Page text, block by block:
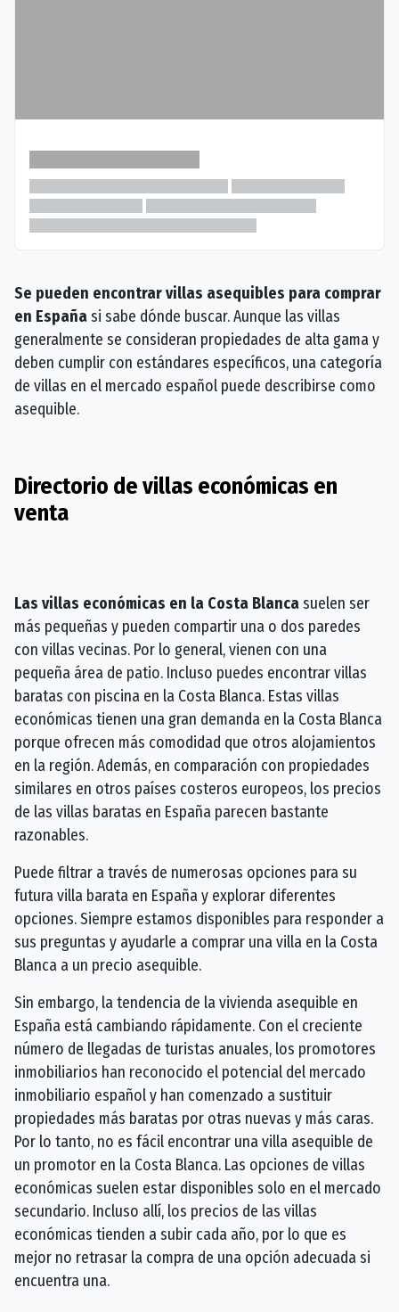
Se pueden encontrar villas asequibles para comprar
en Españasi sabe dónde buscar. Aunque las villas
generalmente se consideran propiedades de alta gama y
deben cumplir con estándares específicos, una categoría
de villas en el mercado español puede describirse como
asequible.
Directorio de villas económicas en
venta
Las villas económicas en la Costa Blancasuelen ser
más pequeñas y pueden compartir una o dos paredes
con villas vecinas. Por lo general, vienen con una
pequeña área de patio. Incluso puedes encontrar villas
baratas con piscina en la Costa Blanca. Estas villas
económicas tienen una gran demanda en la Costa Blanca
porque ofrecen más comodidad que otros alojamientos
en la región. Además, en comparación con propiedades
similares en otros países costeros europeos, los precios
de las villas baratas en España parecen bastante
razonables.
Puede filtrar a través de numerosas opciones para su
futura villa barata en España y explorar diferentes
opciones. Siempre estamos disponibles para responder a
sus preguntas y ayudarle a comprar una villa en la Costa
Blanca a un precio asequible.
Sin embargo, la tendencia de la vivienda asequible en
España está cambiando rápidamente. Con el creciente
número de llegadas de turistas anuales, los promotores
inmobiliarios han reconocido el potencial del mercado
inmobiliario español y han comenzado a sustituir
propiedades más baratas por otras nuevas y más caras.
Por lo tanto, no es fácil encontrar una villa asequible de
un promotor en la Costa Blanca. Las opciones de villas
económicas suelen estar disponibles solo en el mercado
secundario. Incluso allí, los precios de las villas
económicas tienden a subir cada año, por lo que es
mejor no retrasar la compra de una opción adecuada si
encuentra una.